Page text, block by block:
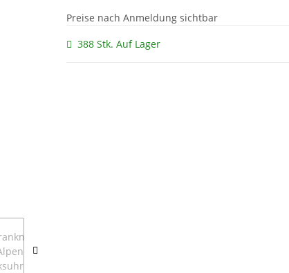
Preise nach Anmeldung sichtbar
388 Stk. Auf Lager